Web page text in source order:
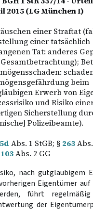
2015 (LG München I)
einer Straftat
einer tatsächlich
Tat: anderes
beim
Erwerb von
und Risiko
Sicherstellung
Polizeibeamte).
Abs. 1 StGB; § 263
103Abs. 2 GG
nach gutgläubigem
Eigentümer auf
führt
der